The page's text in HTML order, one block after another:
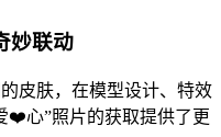
妙联动
皮肤，在模型设计、特效
❤️心”照片的获取提供了更